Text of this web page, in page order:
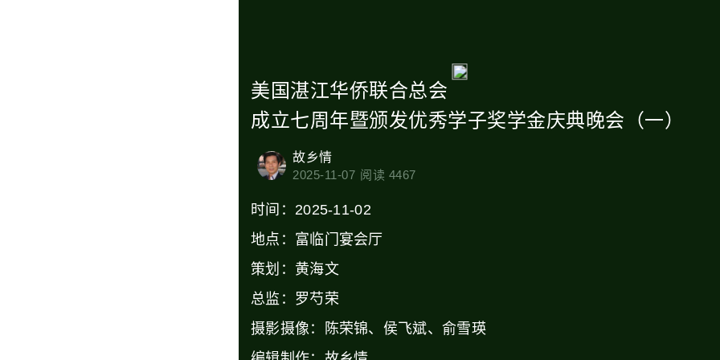
美国湛江华侨联合总会
‍成立七周年暨颁发优秀学子奖学金庆典晚会（一）
故乡情
2025-11-07 阅读 4467
时间：2025-11-02
地点：富临门宴会厅
策划：黄海文
总监：罗芍荣
摄影摄像：陈荣锦、侯飞斌、俞雪瑛